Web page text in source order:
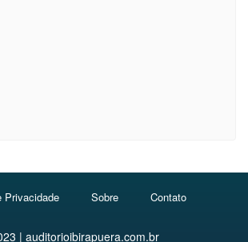
Privacidade Sobre Contato
| auditorioibirapuera.com.br